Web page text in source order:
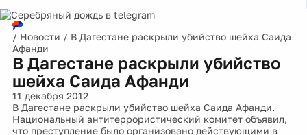
/ Новости / В Дагестане раскрыли убийство шейха Саида
Афанди
В Дагестане раскрыли убийство
шейха Саида Афанди
11 декабря 2012
В Дагестане раскрыли убийство шейха Саида Афанди.
Национальный антитеррористический комитет объявил,
что преступление было организовано действующими в